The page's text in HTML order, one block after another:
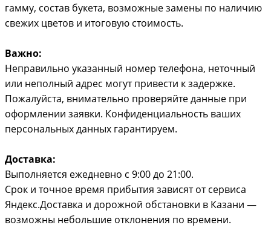
гамму, состав букета, возможные замены по наличию
свежих цветов и итоговую стоимость.
Важно:
Неправильно указанный номер телефона, неточный
или неполный адрес могут привести к задержке.
Пожалуйста, внимательно проверяйте данные при
оформлении заявки. Конфиденциальность ваших
персональных данных гарантируем.
Доставка:
Выполняется ежедневно с 9:00 до 21:00.
Срок и точное время прибытия зависят от сервиса
Яндекс.Доставка и дорожной обстановки в Казани —
возможны небольшие отклонения по времени.